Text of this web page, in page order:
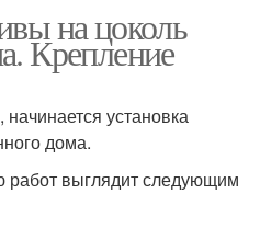
на цоколь
Крепление
начинается установка
дома.
работ выглядит следующим